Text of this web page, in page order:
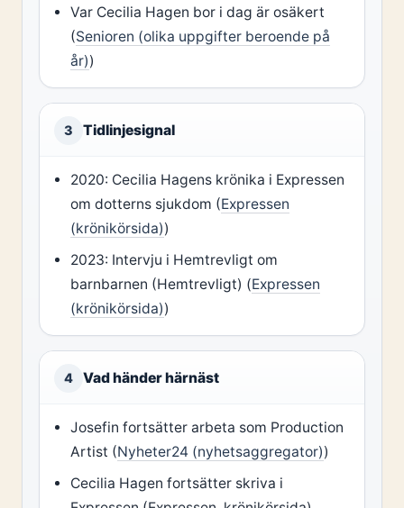
Var Cecilia Hagen bor i dag är osäkert
(Senioren (olika uppgifter beroende på
år))
3 Tidlinjesignal
2020: Cecilia Hagens krönika i Expressen
om dotterns sjukdom (Expressen
(krönikörsida))
2023: Intervju i Hemtrevligt om
barnbarnen (Hemtrevligt) (Expressen
(krönikörsida))
4 Vad händer härnäst
Josefin fortsätter arbeta som Production
Artist (Nyheter24 (nyhetsaggregator))
Cecilia Hagen fortsätter skriva i